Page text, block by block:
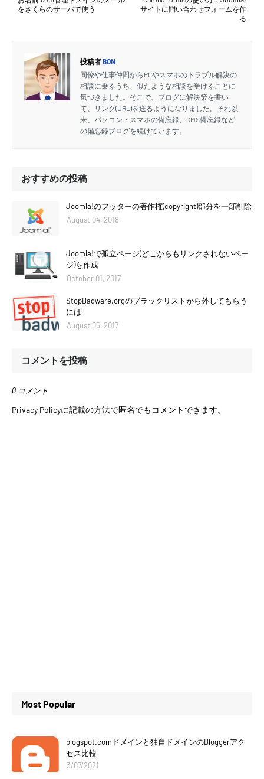
サイトに問い合わせフォームを作
る
をさくらのサーバで使う
投稿者BON
同僚や仕事仲間からPCやスマホのトラブル解決の
相談に乗るうち、似たような相談を受けることに
気づきました。そこで、ブログに解決策を書い
て、リンク(URL)を送るようになりました。それ以
来、パソコン・スマホの備忘録、CMS備忘録など
の備忘録ブログを続けています。
おすすめの投稿
Joomla!のフッターの著作権(copyright)部分を一部削除
August 04, 2018
Joomla!で孤立ページ(どこからもリンクされないペー
ジ)を作成
October 01, 2017
StopBadware.orgのブラックリストから外してもらう
には
August 05, 2017
コメントを投稿
0 コメント
Privacy Policyに記載の方法で匿名でもコメントできます。
Most Popular
blogspot.comドメインと独自ドメインのBloggerアク
セス比較
3/07/2021